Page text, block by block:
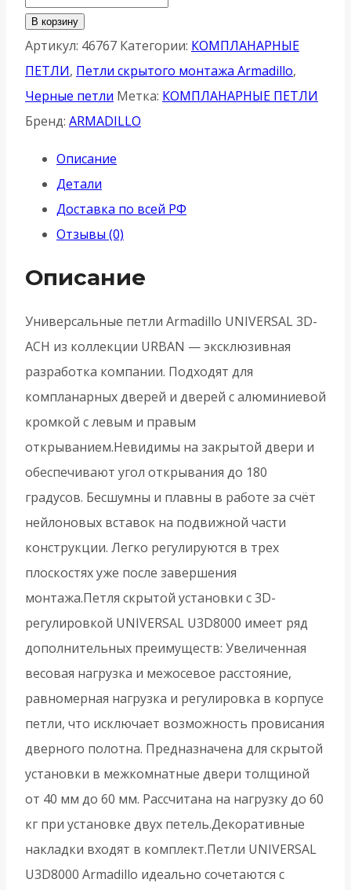
товара
Петля
Armadillo
(Армадилло)
скрытой
U3D8000.VPG
TECH
Черный
В корзину
Артикул: 46767 Категории: КОМПЛАНАРНЫЕ
ПЕТЛИ, Петли скрытого монтажа Armadillo,
Черные петли Метка: КОМПЛАНАРНЫЕ ПЕТЛИ
Бренд: ARMADILLO
Описание
Детали
Доставка по всей РФ
Отзывы (0)
Описание
Универсальные петли Armadillo UNIVERSAL 3D-
ACH из коллекции URBAN — эксклюзивная
разработка компании. Подходят для
компланарных дверей и дверей с алюминиевой
кромкой с левым и правым
открыванием.Невидимы на закрытой двери и
обеспечивают угол открывания до 180
градусов. Бесшумны и плавны в работе за счёт
нейлоновых вставок на подвижной части
конструкции. Легко регулируются в трех
плоскостях уже после завершения
монтажа.Петля скрытой установки с 3D-
регулировкой UNIVERSAL U3D8000 имеет ряд
дополнительных преимуществ: Увеличенная
весовая нагрузка и межосевое расстояние,
равномерная нагрузка и регулировка в корпусе
петли, что исключает возможность провисания
дверного полотна. Предназначена для скрытой
установки в межкомнатные двери толщиной
от 40 мм до 60 мм. Рассчитана на нагрузку до 60
кг при установке двух петель.Декоративные
накладки входят в комплект.Петли UNIVERSAL
U3D8000 Armadillo идеально сочетаются с